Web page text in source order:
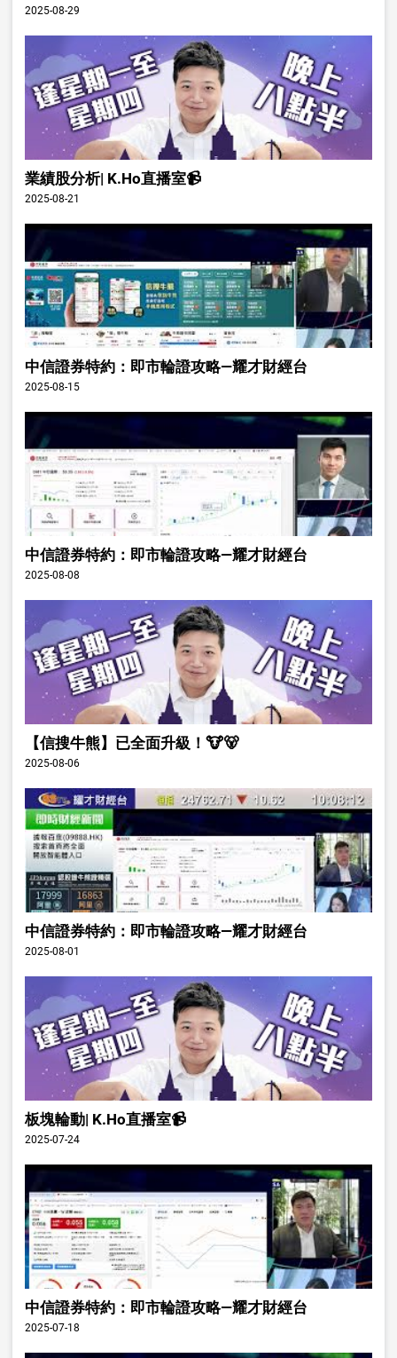
2025-08-29
業績股分析| K.Ho直播室📹
2025-08-21
中信證券特約：即市輪證攻略—耀才財經台
2025-08-15
中信證券特約：即市輪證攻略—耀才財經台
2025-08-08
【信搜牛熊】已全面升級！🐮🐻
2025-08-06
中信證券特約：即市輪證攻略—耀才財經台
2025-08-01
板塊輪動| K.Ho直播室📹
2025-07-24
中信證券特約：即市輪證攻略—耀才財經台
2025-07-18